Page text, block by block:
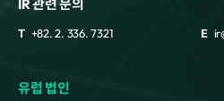
IR 관련 문의
T +82. 2. 336. 7321 E
유럽 법인